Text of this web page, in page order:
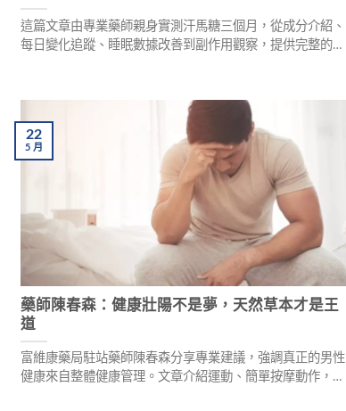
這篇文章由專業藥師親身實測汗馬糖三個月，從成分介紹、
每日變化追蹤、睡眠數據改善到副作用觀察，提供完整的第
藥師陳春森：健康壯陽不是夢，天然草本才是王
道
富維康藥局駐站藥師陳春森分享專業建議，強調真正的男性
健康來自整體健康管理。文章介紹運動、簡單按摩動作，以
22
5 月